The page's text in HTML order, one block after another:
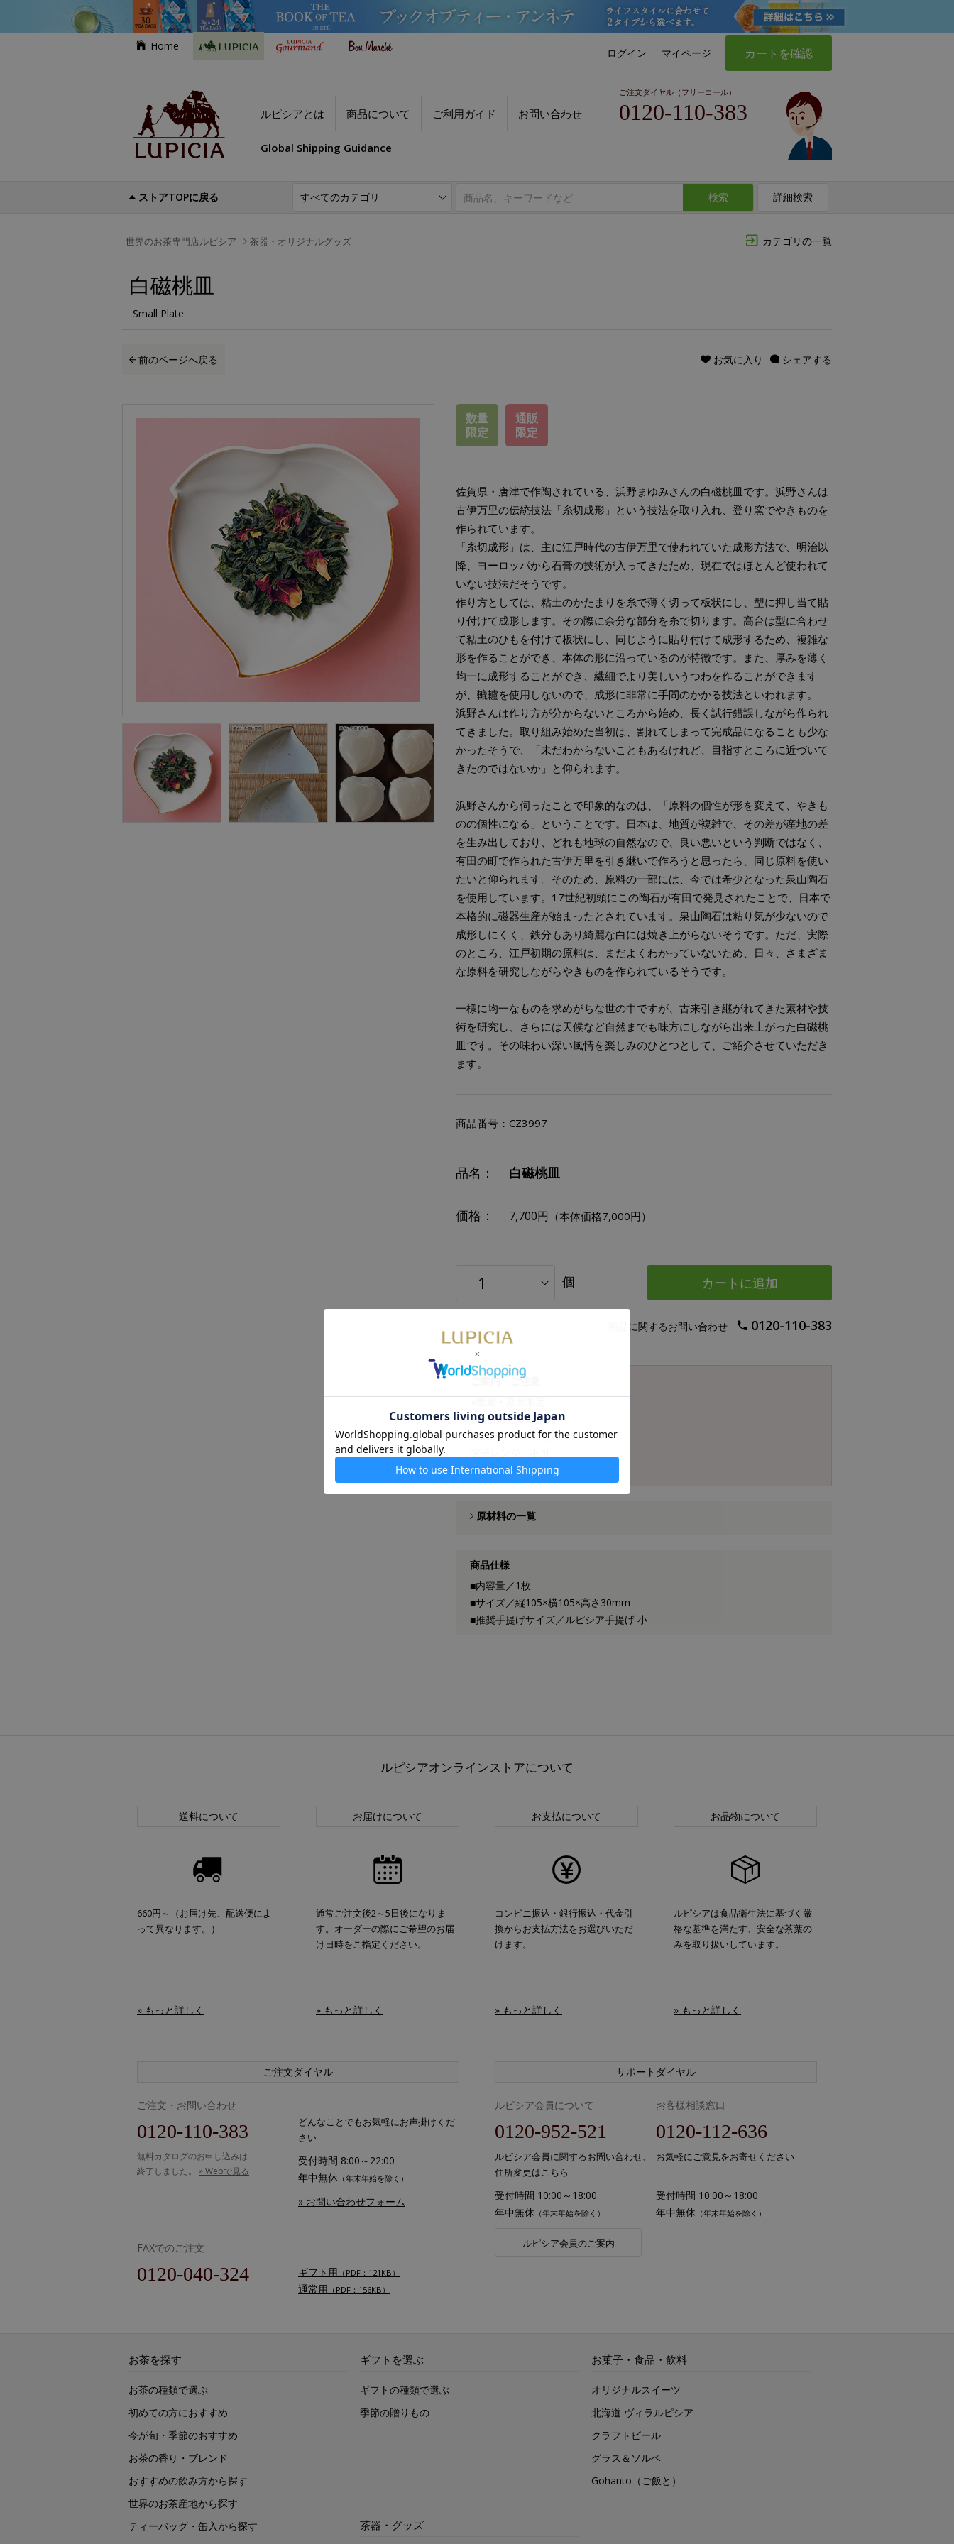
Home
ログイン マイページ カートを確認
ルピシアとは 商品について ご利用ガイド お問い合わせ
ご注文ダイヤル（フリーコール）
0120-110-383
Global Shipping Guidance
ストアTOPに戻る 検索 詳細検索
カテゴリの一覧
世界のお茶専門店ルピシア 茶器・オリジナルグッズ
白磁桃皿
Small Plate
前のページへ戻る シェアする
お気に入り
数量
限定
通販
限定
佐賀県・唐津で作陶されている、浜野まゆみさんの白磁桃皿です。浜野さんは
古伊万里の伝統技法「糸切成形」という技法を取り入れ、登り窯でやきものを
作られています。
「糸切成形」は、主に江戸時代の古伊万里で使われていた成形方法で、明治以
降、ヨーロッパから石膏の技術が入ってきたため、現在ではほとんど使われて
いない技法だそうです。
作り方としては、粘土のかたまりを糸で薄く切って板状にし、型に押し当て貼
り付けて成形します。その際に余分な部分を糸で切ります。高台は型に合わせ
て粘土のひもを付けて板状にし、同じように貼り付けて成形するため、複雑な
形を作ることができ、本体の形に沿っているのが特徴です。また、厚みを薄く
均一に成形することができ、繊細でより美しいうつわを作ることができます
が、轆轤を使用しないので、成形に非常に手間のかかる技法といわれます。
浜野さんは作り方が分からないところから始め、長く試行錯誤しながら作られ
てきました。取り組み始めた当初は、割れてしまって完成品になることも少な
かったそうで、「未だわからないこともあるけれど、目指すところに近づいて
きたのではないか」と仰られます。
浜野さんから伺ったことで印象的なのは、「原料の個性が形を変えて、やきも
のの個性になる」ということです。日本は、地質が複雑で、その差が産地の差
を生み出しており、どれも地球の自然なので、良い悪いという判断ではなく、
有田の町で作られた古伊万里を引き継いで作ろうと思ったら、同じ原料を使い
たいと仰られます。そのため、原料の一部には、今では希少となった泉山陶石
を使用しています。17世紀初頭にこの陶石が有田で発見されたことで、日本で
本格的に磁器生産が始まったとされています。泉山陶石は粘り気が少ないので
成形しにくく、鉄分もあり綺麗な白には焼き上がらないそうです。ただ、実際
のところ、江戸初期の原料は、まだよくわかっていないため、日々、さまざま
な原料を研究しながらやきものを作られているそうです。
一様に均一なものを求めがちな世の中ですが、古来引き継がれてきた素材や技
術を研究し、さらには天候など自然までも味方にしながら出来上がった白磁桃
皿です。その味わい深い風情を楽しみのひとつとして、ご紹介させていただき
ます。
商品番号： CZ3997
品名： 白磁桃皿
価格： 7,700円 （本体価格7,000円）
個 カートに追加
商品に関するお問い合わせ 0120-110-383
ご案内・ご注意
※数量・期間限定
※通信販売限定販売
原産国：日本（佐賀県）
食器洗浄機：不可
原材料の一覧
商品仕様
■内容量／1枚
■サイズ／縦105×横105×高さ30mm
■推奨手提げサイズ／ルピシア手提げ 小
ルピシアオンラインストアについて
送料について
660円～（お届け先、配送便によ
って異なります。）
» もっと詳しく
お届けについて
通常ご注文後2～5日後になりま
す。オーダーの際にご希望のお届
け日時をご指定ください。
» もっと詳しく
お支払について
コンビニ振込・銀行振込・代金引
換からお支払方法をお選びいただ
けます。
» もっと詳しく
お品物について
ルピシアは食品衛生法に基づく厳
格な基準を満たす、安全な茶葉の
みを取り扱いしています。
» もっと詳しく
ご注文ダイヤル
ご注文・お問い合わせ
0120-110-383
無料カタログのお申し込みは
終了しました。 » Webで見る
どんなことでもお気軽にお声掛けくだ
さい
受付時間 8:00～22:00
年中無休 （年末年始を除く）
» お問い合わせフォーム
FAXでのご注文
0120-040-324 ギフト用 （PDF：121KB）
通常用 （PDF：156KB）
サポートダイヤル
ルピシア会員について
0120-952-521
ルピシア会員に関するお問い合わせ、
住所変更はこちら
受付時間 10:00～18:00
年中無休 （年末年始を除く）
ルピシア会員のご案内
お客様相談窓口
0120-112-636
お気軽にご意見をお寄せください
受付時間 10:00～18:00
年中無休 （年末年始を除く）
お茶を探す
お茶の種類で選ぶ
初めての方におすすめ
今が旬・季節のおすすめ
お茶の香り・ブレンド
おすすめの飲み方から探す
世界のお茶産地から探す
ティーバッグ・缶入から探す
ギフトを選ぶ
ギフトの種類で選ぶ
季節の贈りもの
お菓子・食品・飲料
オリジナルスイーツ
北海道 ヴィラルピシア
クラフトビール
グラス＆ソルベ
Gohanto（ご飯と）
茶器・グッズ